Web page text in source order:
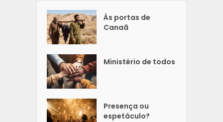
Às portas de
Canaã
Ministério de todos
Presença ou
espetáculo?